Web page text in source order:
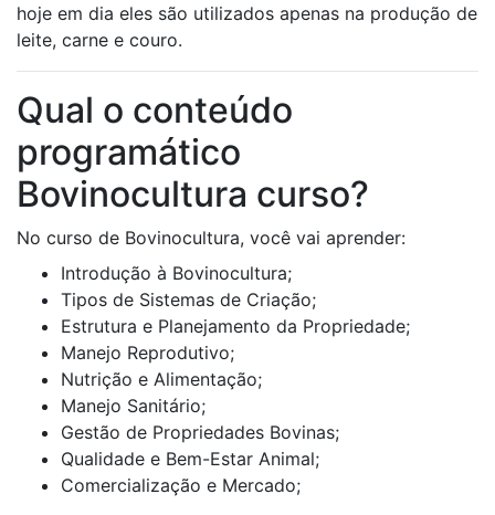
hoje em dia eles são utilizados apenas na produção de
leite, carne e couro.
Qual o conteúdo
programático
Bovinocultura curso?
No curso de Bovinocultura, você vai aprender:
Introdução à Bovinocultura;
Tipos de Sistemas de Criação;
Estrutura e Planejamento da Propriedade;
Manejo Reprodutivo;
Nutrição e Alimentação;
Manejo Sanitário;
Gestão de Propriedades Bovinas;
Qualidade e Bem-Estar Animal;
Comercialização e Mercado;